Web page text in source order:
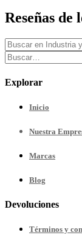
Reseñas de
Explorar
Inicio
Nuestra
Marcas
Blog
Devoluciones
Términos y